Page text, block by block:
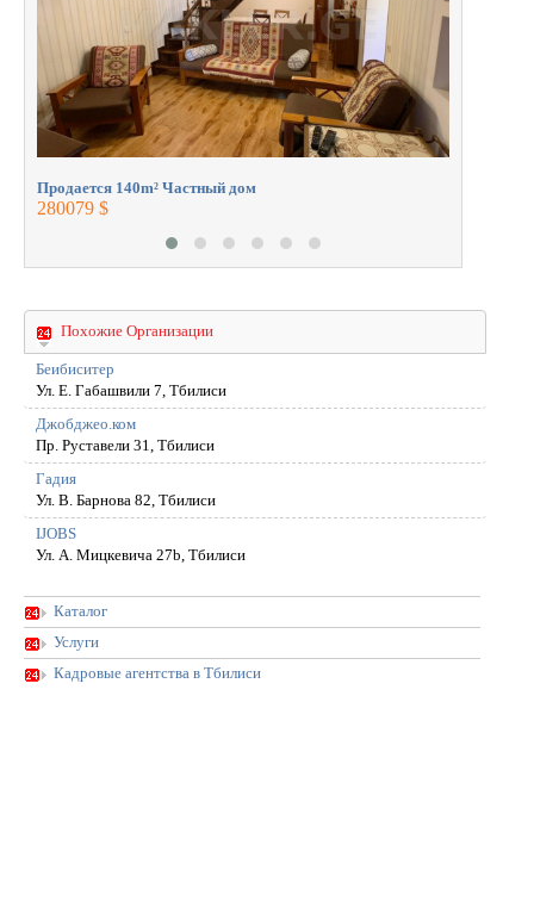
Продается 140m² Частный дом
280079 $
Похожие Организации
Беибиситер
Ул. Е. Габашвили 7, Тбилиси
Джобджео.ком
Пр. Руставели 31, Тбилиси
Гадия
Ул. В. Барнова 82, Тбилиси
IJOBS
Ул. А. Мицкевича 27b, Тбилиси
Каталог
Услуги
Кадровые агентства в Тбилиси